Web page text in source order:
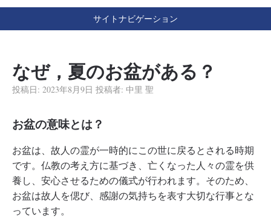
サイトナビゲーション
なぜ，夏のお盆がある？
投稿日: 2023年8月9日 投稿者: 中里 聖
お盆の意味とは？
お盆は、故人の霊が一時的にこの世に戻るとされる時期
です。仏教の考え方に基づき、亡くなった人々の霊を供
養し、安心させるための儀式が行われます。そのため、
お盆は故人を偲び、感謝の気持ちを表す大切な行事とな
っています。